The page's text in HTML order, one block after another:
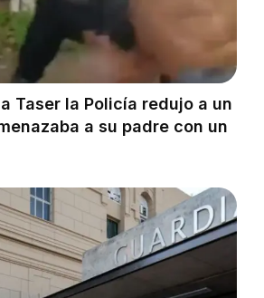
Taser la Policía redujo a un
a su padre con un